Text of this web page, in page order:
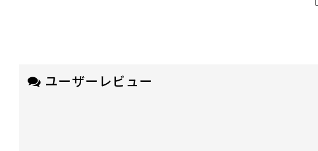
ユーザーレビュー